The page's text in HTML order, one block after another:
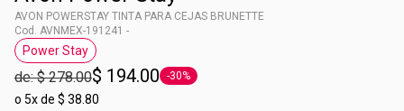
AVON POWERSTAY TINTA PARA CEJAS BRUNETTE
Cod. AVNMEX-191241 -
Etiqueta Power Stay
Power Stay
de: $ 278.00$ 194.00 Etiqueta -30%
-30%
o 5x de $ 38.80